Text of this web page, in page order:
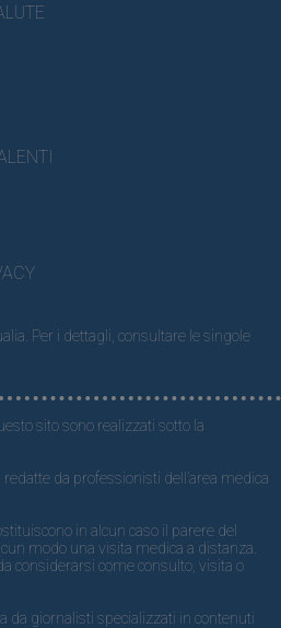
Per i dettagli, consultare le singole
sito sono realizzati sotto la
da professionisti dell’area medica
in alcun caso il parere del
modo una visita medica a distanza.
considerarsi come consulto, visita o
da giornalisti specializzati in contenuti